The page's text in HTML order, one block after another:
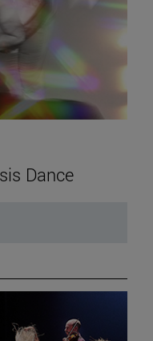
Dance